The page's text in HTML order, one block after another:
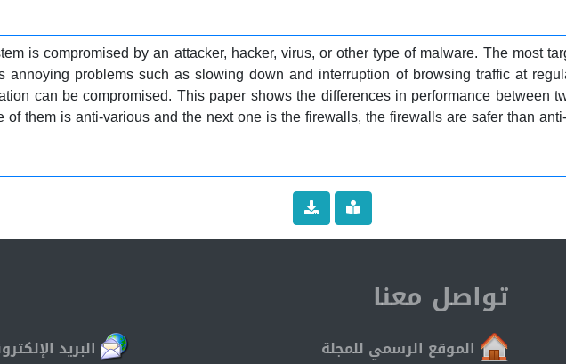
is compromised by an attacker, hacker, virus, or other type of malware. The most
annoying problems such as slowing down and interruption of browsing traffic at
can be compromised. This paper shows the differences in performance
of them is anti-various and the next one is the firewalls, the firewalls are safer than
تواصل معنا
الموقع الرسمي للمجلة
البريد